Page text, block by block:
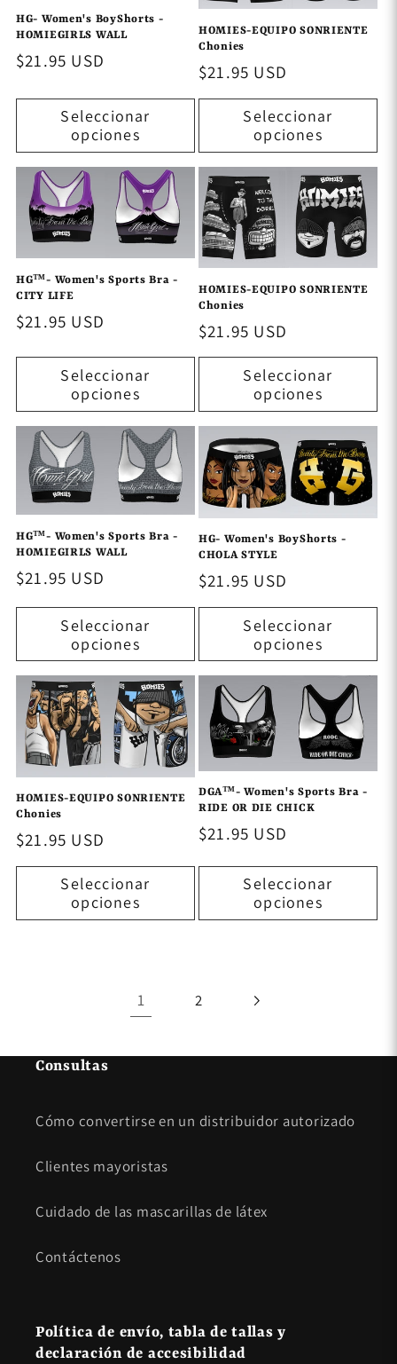
HG- Women's BoyShorts -
HOMIEGIRLS WALL
Precio
$21.95 USD
Seleccionar
opciones
HOMIES-EQUIPO SONRIENTE
Chonies
Precio
habitual
$21.95 USD
Seleccionar
opciones
HG™- Women's Sports Bra -
CITY LIFE
Precio
$21.95 USD
Seleccionar
opciones
HOMIES-EQUIPO SONRIENTE
Chonies
Precio
habitual
$21.95 USD
Seleccionar
opciones
HG™- Women's Sports Bra -
HOMIEGIRLS WALL
Precio
habitual
$21.95 USD
Seleccionar
opciones
HG- Women's BoyShorts -
CHOLA STYLE
Precio
habitual
$21.95 USD
Seleccionar
opciones
HOMIES-EQUIPO SONRIENTE
Chonies
Precio
habitual
$21.95 USD
Seleccionar
opciones
DGA™- Women's Sports Bra -
RIDE OR DIE CHICK
Precio
$21.95 USD
Seleccionar
opciones
1 2
Consultas
Cómo convertirse en un distribuidor autorizado
Clientes mayoristas
Cuidado de las mascarillas de látex
Contáctenos
Política de envío, tabla de tallas y
declaración de accesibilidad